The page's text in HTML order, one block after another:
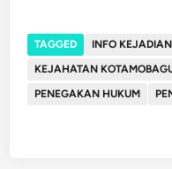
TAGGED
INFO
KEJAHATAN
PENEGAKAN HUKUM